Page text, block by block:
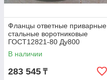
Фланцы ответные приварные
стальные воротниковые
ГОСТ12821-80 Ду800
В наличии
283 545 ₸